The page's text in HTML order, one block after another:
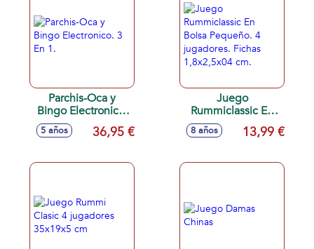
Parchis-Oca y
Bingo Electronico.
3 En 1.
5 años 36,95 €
Juego
Rummiclassic En
Bolsa Pequeño. 4
jugadores. Fichas
8 años 13,99 €